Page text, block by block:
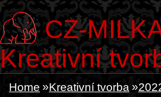
CZ-
Kreativní
Home Kreativní tvorba